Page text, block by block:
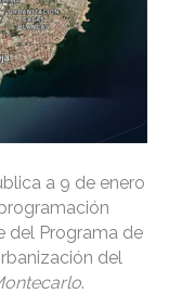
a 9 de enero
del Programa de
del
.